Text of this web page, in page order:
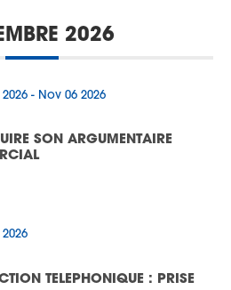
2026
- Nov 06 2026
SON ARGUMENTAIRE
TELEPHONIQUE : PRISE